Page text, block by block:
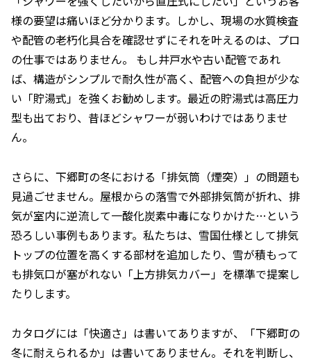
様の要望は痛いほど分かります。しかし、現場の水質検査
や配管の老朽化具合を確認せずにそれを叶えるのは、プロ
の仕事ではありません。 もし井戸水や古い配管であれ
ば、構造がシンプルで耐久性が高く、配管への負担が少な
い「貯湯式」を強くお勧めします。最近の貯湯式は高圧力
型も出ており、昔ほどシャワーが弱いわけではありませ
ん。
さらに、下郷町の冬における「排気筒（煙突）」の問題も
見過ごせません。屋根からの落雪で外部排気筒が折れ、排
気が室内に逆流して一酸化炭素中毒になりかけた…という
恐ろしい事例もあります。私たちは、雪国仕様として排気
トップの位置を高くする部材を追加したり、雪が積もって
も排気口が塞がれない「上方排気カバー」を標準で提案し
たりします。
カタログには「快適さ」は書いてありますが、「下郷町の
冬に耐えられるか」は書いてありません。それを判断し、